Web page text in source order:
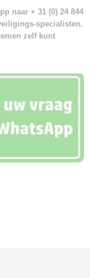
naar + 31 (0) 24 844
specialisten.
zelf kunt